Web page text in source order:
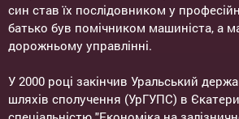
син став їх послідовником у
батько був помічником машиніста, а
дорожньому управлінні.
У 2000 році закінчив Уральський
шляхів сполучення (УрГУПС) в